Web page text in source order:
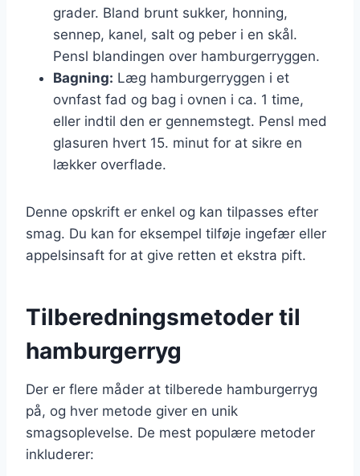
grader. Bland brunt sukker, honning,
sennep, kanel, salt og peber i en skål.
Pensl blandingen over hamburgerryggen.
Bagning: Læg hamburgerryggen i et
ovnfast fad og bag i ovnen i ca. 1 time,
eller indtil den er gennemstegt. Pensl med
glasuren hvert 15. minut for at sikre en
lækker overflade.
Denne opskrift er enkel og kan tilpasses efter
smag. Du kan for eksempel tilføje ingefær eller
appelsinsaft for at give retten et ekstra pift.
Tilberedningsmetoder til
hamburgerryg
Der er flere måder at tilberede hamburgerryg
på, og hver metode giver en unik
smagsoplevelse. De mest populære metoder
inkluderer: